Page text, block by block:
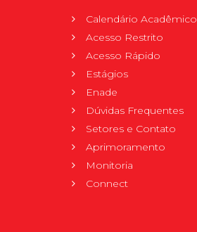
Calendário Acadêmico
Acesso Restrito
Acesso Rápido
Estágios
Enade
Dúvidas Frequentes
Setores e Contato
Aprimoramento
Monitoria
Connect